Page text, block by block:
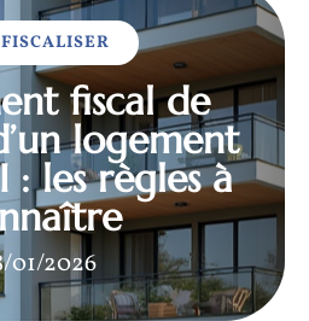
fiscal de
logement
: les règles à
01/2026